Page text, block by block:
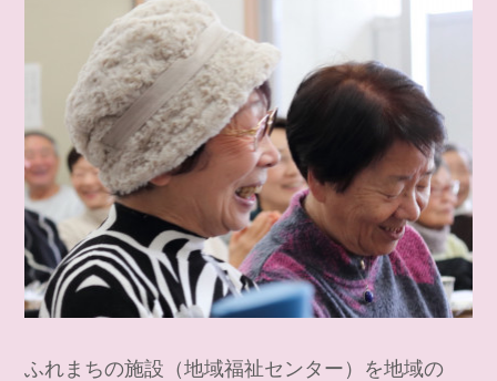
ふれまちの施設（地域福祉センター）を地域の